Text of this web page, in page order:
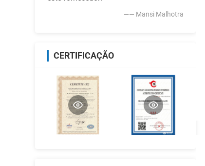
—— Mansi Malhotra
CERTIFICAÇÃO